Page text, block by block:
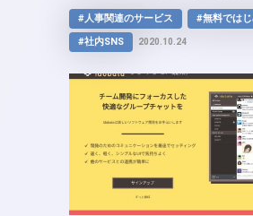
も実現できる無料グループ
「Chat&Messenger」
#人事関連のサービス
#無料では
#社内SNS
2020.10.24